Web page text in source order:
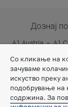
Дознај
A1 Austria A1
Со кликање на
зачуваме
искуство преку
подобрување на
содржина. За